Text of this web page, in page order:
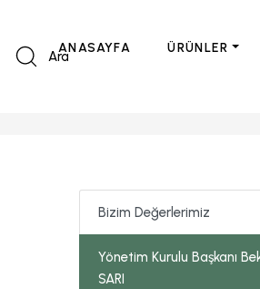
Ara
ANASAYFA ÜRÜNLER
Bizim Değerlerimiz
Yönetim Kurulu Başkanı
SARI